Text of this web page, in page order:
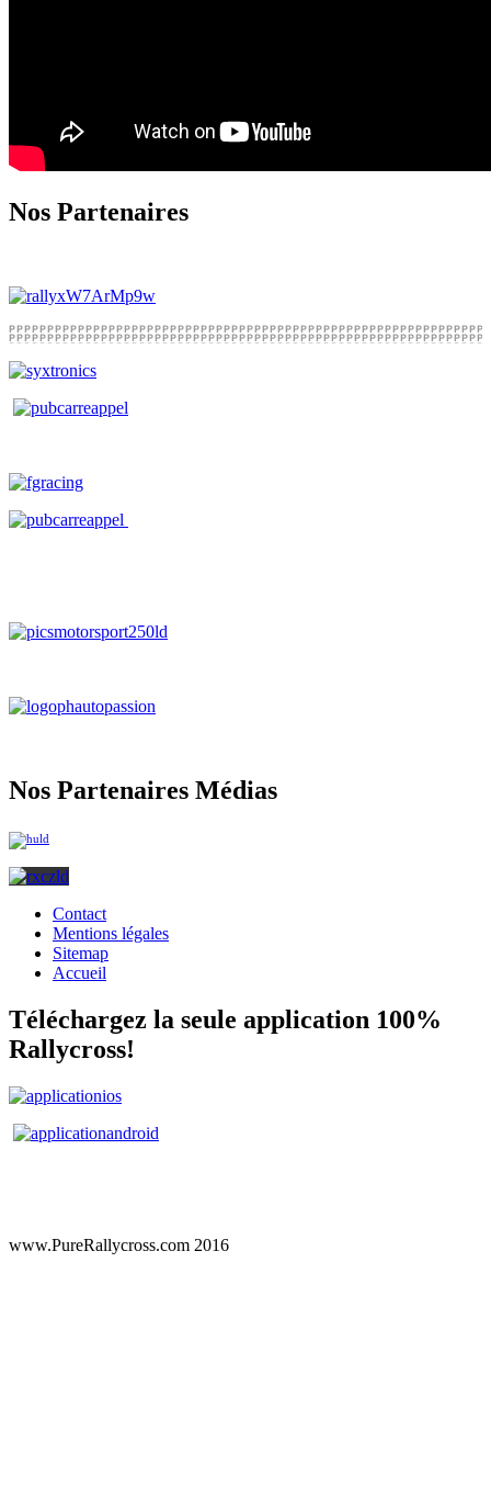
Nos Partenaires
Nos Partenaires Médias
Contact
Mentions légales
Sitemap
Accueil
Téléchargez la seule application 100%
Rallycross!
www.PureRallycross.com 2016